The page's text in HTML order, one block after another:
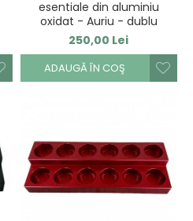
esentiale din aluminiu
oxidat - Auriu - dublu
250,00 Lei
ADAUGĂ ÎN COŞ